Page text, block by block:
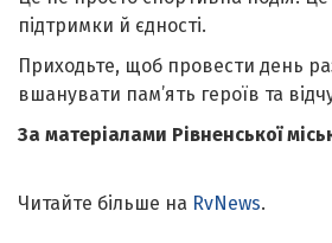
підтримки й єдності.
Приходьте, щоб провести день
вшанувати пам’ять героїв та
За матеріалами Рівненської
Читайте більше на RvNews.